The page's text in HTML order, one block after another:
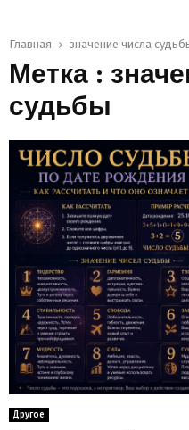
Главная значение числа
Метка :
судьбы
Другое